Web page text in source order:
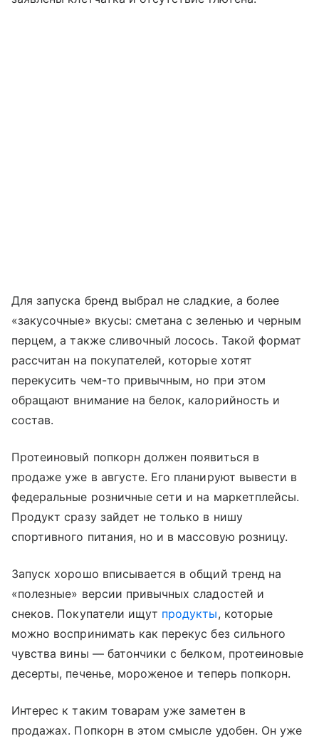
Для запуска бренд выбрал не сладкие, а более
«закусочные» вкусы: сметана с зеленью и черным
перцем, а также сливочный лосось. Такой формат
рассчитан на покупателей, которые хотят
перекусить чем-то привычным, но при этом
обращают внимание на белок, калорийность и
состав.
Протеиновый попкорн должен появиться в
продаже уже в августе. Его планируют вывести в
федеральные розничные сети и на маркетплейсы.
Продукт сразу зайдет не только в нишу
спортивного питания, но и в массовую розницу.
Запуск хорошо вписывается в общий тренд на
«полезные» версии привычных сладостей и
снеков. Покупатели ищут продукты, которые
можно воспринимать как перекус без сильного
чувства вины — батончики с белком, протеиновые
десерты, печенье, мороженое и теперь попкорн.
Интерес к таким товарам уже заметен в
продажах. Попкорн в этом смысле удобен. Он уже